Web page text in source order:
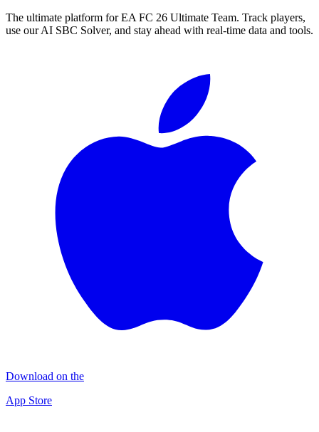
The ultimate platform for EA FC 26 Ultimate Team. Track players,
use our AI SBC Solver, and stay ahead with real-time data and tools.
Download on the
App Store